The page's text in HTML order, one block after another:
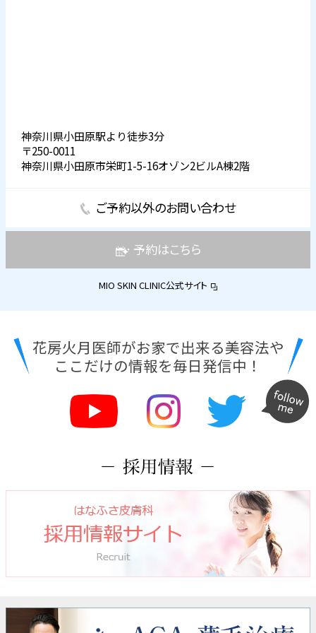
神奈川県小田原駅より徒歩3分
〒250-0011
神奈川県小田原市栄町1-5-16オゾン2ビルA棟2階
ご予約以外のお問い合わせ
予約はこちら
MIO SKIN CLINIC公式サイト
花房火月医師がお家で出来る美容法や
ここだけの情報を毎日発信中！